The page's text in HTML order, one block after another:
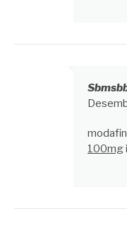
100mg